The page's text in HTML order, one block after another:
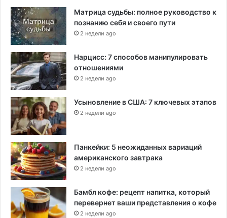
Матрица судьбы: полное руководство к
познанию себя и своего пути
2 недели ago
Нарцисс: 7 способов манипулировать
отношениями
2 недели ago
Усыновление в США: 7 ключевых этапов
2 недели ago
Панкейки: 5 неожиданных вариаций
американского завтрака
2 недели ago
Бамбл кофе: рецепт напитка, который
перевернет ваши представления о кофе
2 недели ago